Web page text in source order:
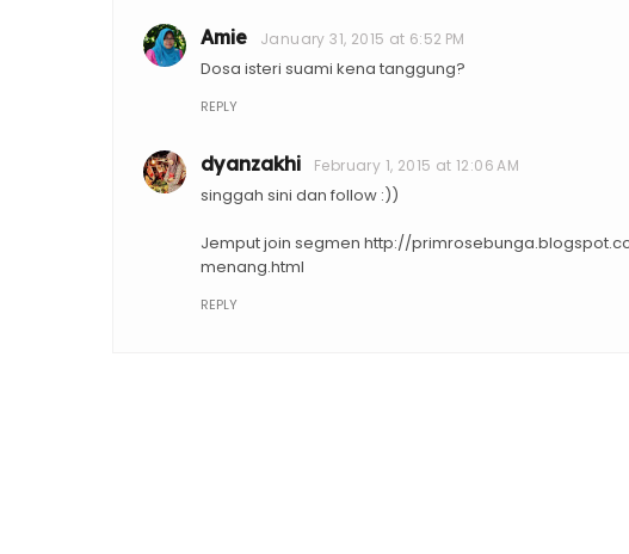
Amie January 31, 2015 at 6:52 PM
Dosa isteri suami kena tanggung?
REPLY
dyanzakhi February 1, 2015 at 12:06 AM
singgah sini dan follow :))
Jemput join segmen http://
menang.html
REPLY